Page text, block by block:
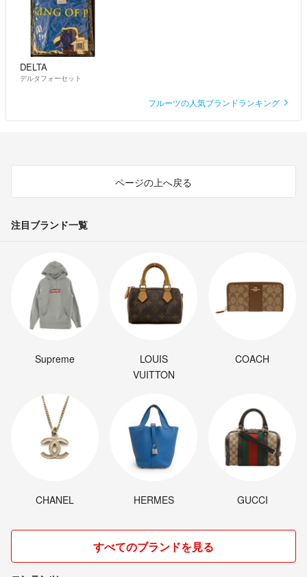
DELTA
デルタフォーセット
フルーツの人気ブランドランキング
ページの上へ戻る
注目ブランド一覧
Supreme
LOUIS
VUITTON
COACH
CHANEL HERMES GUCCI
すべてのブランドを見る